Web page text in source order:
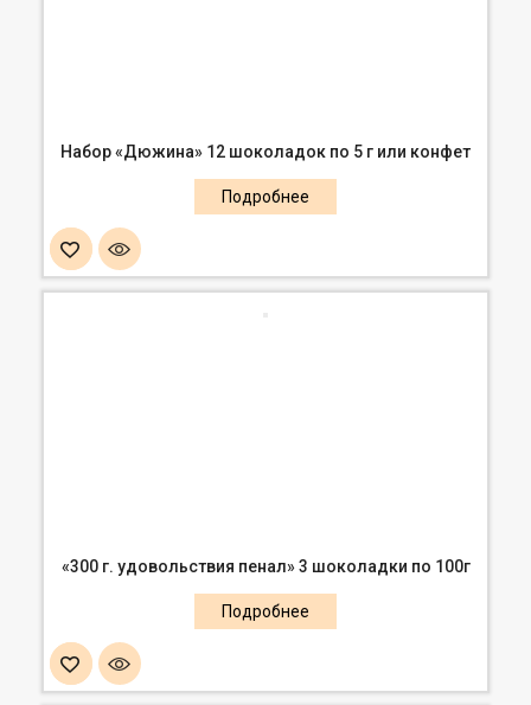
Набор «Дюжина» 12 шоколадок по 5 г или конфет
«300 г. удовольствия пенал» 3 шоколадки по 100г